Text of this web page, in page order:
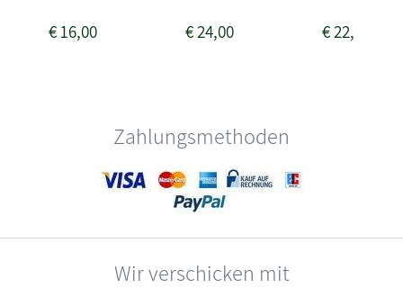
€16,00 €24,00 €22,00
Zahlungsmethoden
Wir verschicken mit